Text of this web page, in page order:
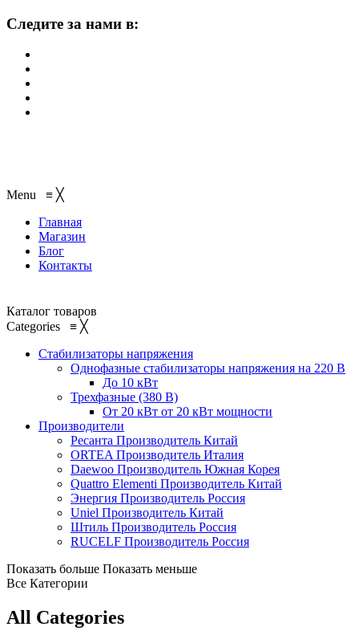
Следите за нами в:
Menu ≡ ╳
Главная
Магазин
Блог
Контакты
Каталог товаров
Categories ≡ ╳
Стабилизаторы напряжения
Однофазные стабилизаторы напряжения на 220 В
До 10 кВт
Трехфазные (380 В)
От 20 кВт от 20 кВт мощности
Производители
Ресанта Производитель Китай
ORTEA Производитель Италия
Daewoo Производитель Южная Корея
Quattro Elementi Производитель Китай
Энергия Производитель Россия
Uniel Производитель Китай
Штиль Производитель Россия
RUCELF Производитель Россия
Показать больше Показать меньше
Все Категории
All Categories